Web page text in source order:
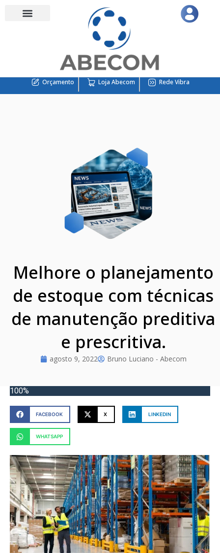
Orçamento Loja Abecom Rede Vibra
Melhore o planejamento
de estoque com técnicas
de manutenção preditiva
e prescritiva.
agosto 9, 2022 Bruno Luciano - Abecom
100%
FACEBOOK X LINKEDIN
WHATSAPP